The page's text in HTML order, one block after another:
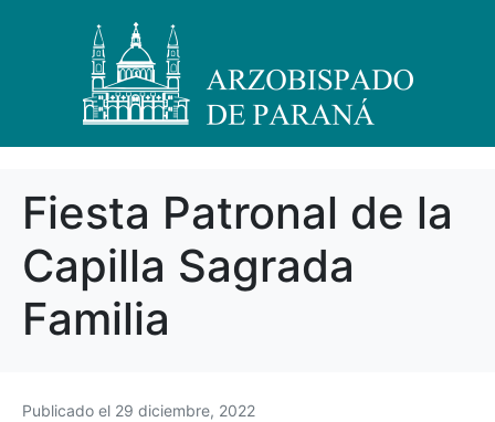
Fiesta Patronal de la
Capilla Sagrada
Familia
Publicado el 29 diciembre, 2022